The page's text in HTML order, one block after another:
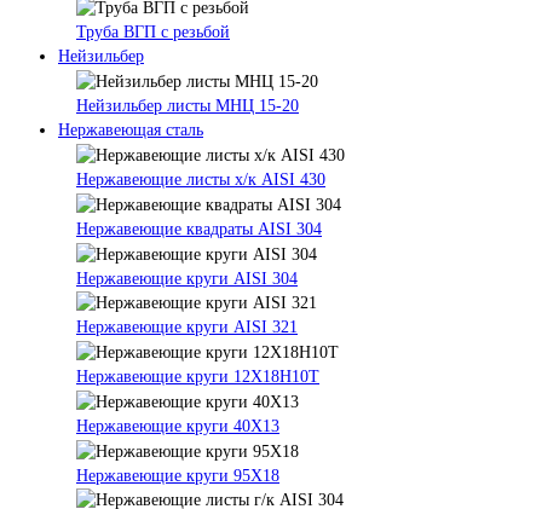
Труба ВГП с резьбой
Нейзильбер
Нейзильбер листы МНЦ 15-20
Нержавеющая сталь
Нержавеющие листы х/к AISI 430
Нержавеющие квадраты AISI 304
Нержавеющие круги AISI 304
Нержавеющие круги AISI 321
Нержавеющие круги 12Х18Н10Т
Нержавеющие круги 40Х13
Нержавеющие круги 95Х18